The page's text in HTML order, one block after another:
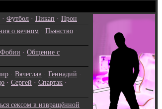
· Футбол · Пикап · Прон
о вечном · Пьянство ·
Фобии · Общение с
· Вячеслав · Геннадий ·
· Сергей · Спартак ·
сексом в извращённой